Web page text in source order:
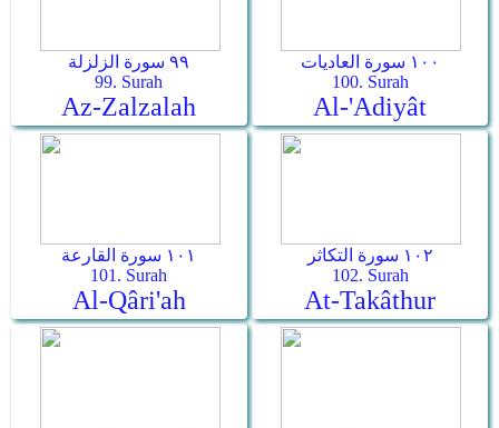
٩٩ سورة الزلزلة
99. Surah
Az-Zalzalah
١٠٠ سورة العاديات
100. Surah
Al-'Adiyât
١٠١ سورة القارعة
101. Surah
Al-Qâri'ah
١٠٢ سورة التكاثر
102. Surah
At-Takâthur